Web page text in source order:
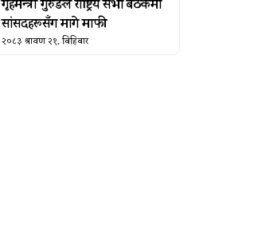
गृहमन्त्री गुरुङले राष्ट्रिय सभा बैठकमा
सांसदहरूसँग मागे माफी
२०८३ श्रावण २१, बिहिबार